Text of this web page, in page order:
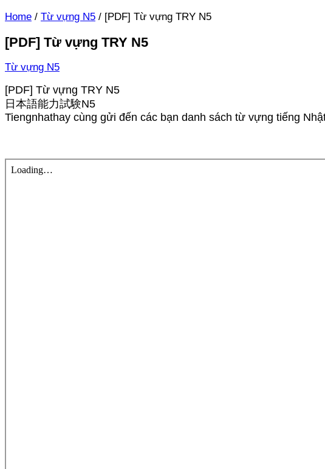
Home / Từ vựng N5 / [PDF] Từ vựng TRY N5
[PDF] Từ vựng TRY N5
Từ vựng N5
[PDF] Từ vựng TRY N5
日本語能力試験N5
Tiengnhathay cùng gửi đến các bạn danh sách từ vựng tiếng